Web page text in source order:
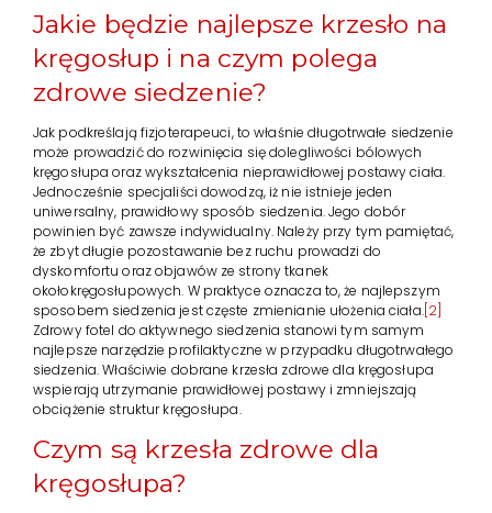
Jakie będzie najlepsze krzesło na
kręgosłup i na czym polega
zdrowe siedzenie?
Jak podkreślają fizjoterapeuci, to właśnie długotrwałe siedzenie
może prowadzić do rozwinięcia się dolegliwości bólowych
kręgosłupa oraz wykształcenia nieprawidłowej postawy ciała.
Jednocześnie specjaliści dowodzą, iż nie istnieje jeden
uniwersalny, prawidłowy sposób siedzenia. Jego dobór
powinien być zawsze indywidualny. Należy przy tym pamiętać,
że zbyt długie pozostawanie bez ruchu prowadzi do
dyskomfortu oraz objawów ze strony tkanek
okołokręgosłupowych. W praktyce oznacza to, że najlepszym
sposobem siedzenia jest częste zmienianie ułożenia ciała.[2]
Zdrowy fotel do aktywnego siedzenia stanowi tym samym
najlepsze narzędzie profilaktyczne w przypadku długotrwałego
siedzenia. Właściwie dobrane krzesła zdrowe dla kręgosłupa
wspierają utrzymanie prawidłowej postawy i zmniejszają
obciążenie struktur kręgosłupa.
Czym są krzesła zdrowe dla
kręgosłupa?